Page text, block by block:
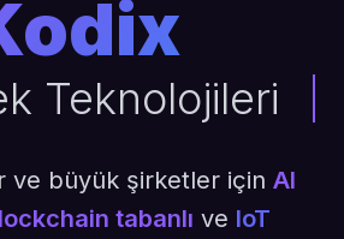
Teknolojileri
ve büyük şirketler için AI
tabanlı ve IoT